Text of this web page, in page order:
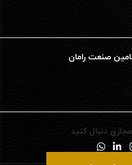
صنعت رامان
دنبال کنید